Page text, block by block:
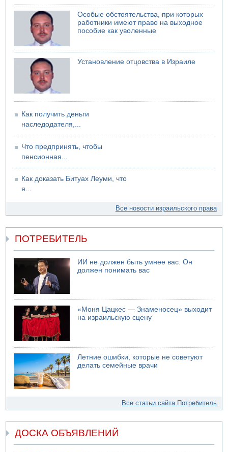
Особые обстоятельства, при которых
работники имеют право на выходное
пособие как уволенные
Установление отцовства в Израиле
Как получить деньги
наследодателя,...
Что предпринять, чтобы
пенсионная...
Как доказать Битуах Леуми, что
я...
Все новости израильского права
ПОТРЕБИТЕЛЬ
ИИ не должен быть умнее вас. Он
должен понимать вас
«Моня Цацкес — Знаменосец» выходит
на израильскую сцену
Летние ошибки, которые не советуют
делать семейные врачи
Все статьи сайта Потребитель
ДОСКА ОБЪЯВЛЕНИЙ